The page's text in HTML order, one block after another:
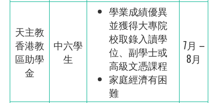
天主教
香港教
區助學
金
中六學
生
學業成績優異
並獲得大專院
校取錄入讀學
位、副學士或
高級文憑課程
家庭經濟有困
難
7月 –
8月